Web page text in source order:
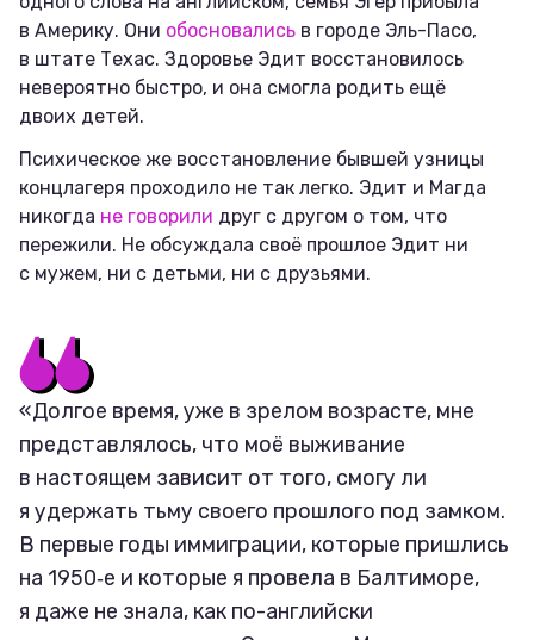
в Америку. Они обосновались в городе Эль-Пасо,
в штате Техас. Здоровье Эдит восстановилось
невероятно быстро, и она смогла родить ещё
двоих детей.
Психическое же восстановление бывшей узницы
концлагеря проходило не так легко. Эдит и Магда
никогда не говорили друг с другом о том, что
пережили. Не обсуждала своё прошлое Эдит ни
с мужем, ни с детьми, ни с друзьями.
«Долгое время, уже в зрелом возрасте, мне
представлялось, что моё выживание
в настоящем зависит от того, смогу ли
я удержать тьму своего прошлого под замком.
В первые годы иммиграции, которые пришлись
на 1950‑е и которые я провела в Балтиморе,
я даже не знала, как по-английски